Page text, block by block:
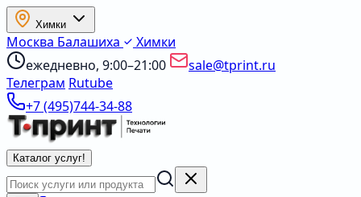
Химки
Москва Балашиха
Химки
ежедневно, 9:00–21:00
sale@tprint.ru
Телеграм Rutube
+7 (495)744-34-88
Каталог услуг!